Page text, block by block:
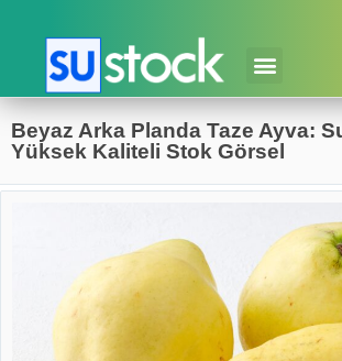
Beyaz Arka Planda Taze Ayva:
Yüksek Kaliteli Stok Görsel